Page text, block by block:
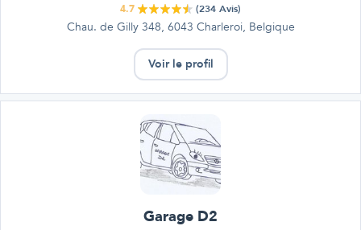
4.7 (234 Avis)
Chau. de Gilly 348, 6043 Charleroi, Belgique
Voir le profil
Garage D2